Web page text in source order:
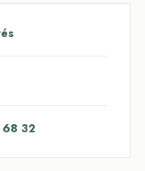
32